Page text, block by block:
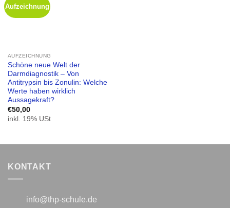
Aufzeichnung
AUFZEICHNUNG
Schöne neue Welt der
Darmdiagnostik – Von
Antitrypsin bis Zonulin: Welche
Werte haben wirklich
Aussagekraft?
€50,00
inkl. 19% USt
KONTAKT
info@thp-schule.de